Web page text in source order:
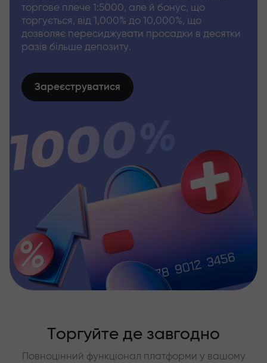
торгове плече 1:5000, але й бонус, що
торгується, від 1,000% до 10,000%, що
дозволяє пересиджувати просадки в десятки
разів більше депозиту.
Зареєструватися
Торгуйте де завгодно
Повноцінний функціонал платформи у вашому